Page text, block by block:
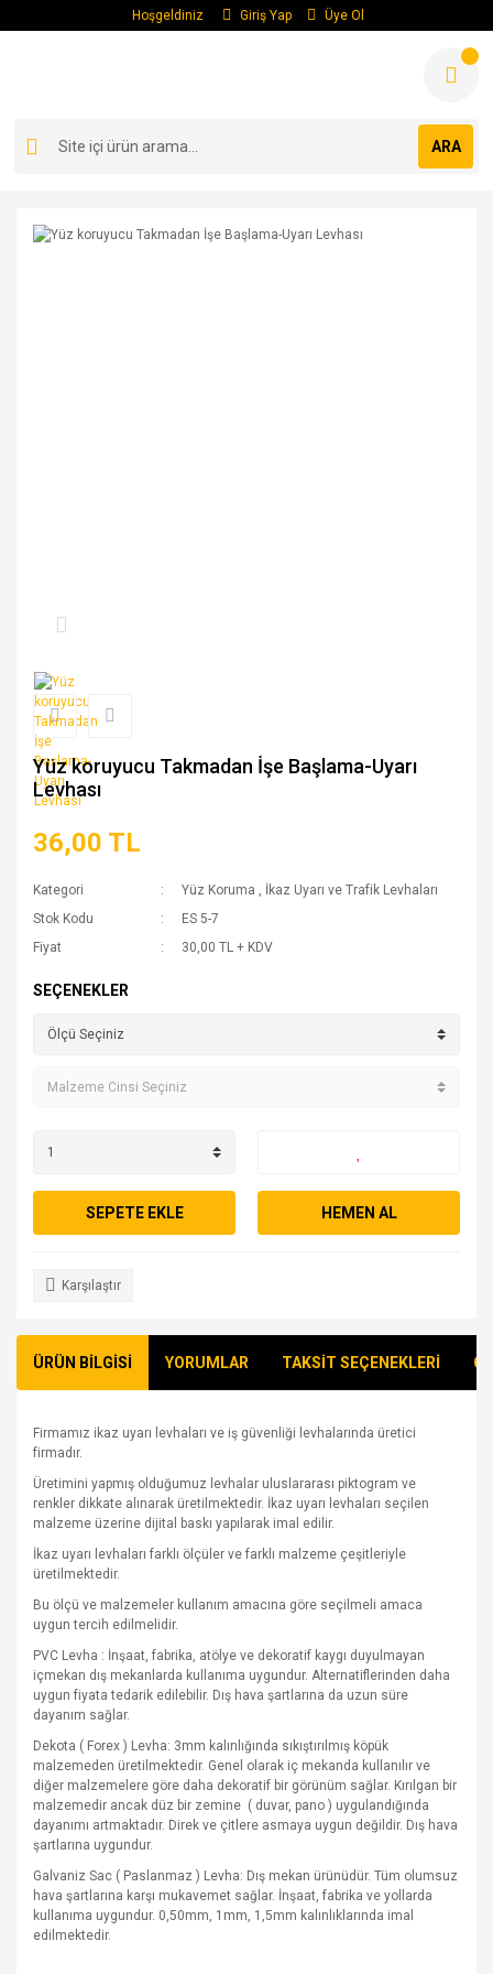
Hoşgeldiniz Giriş Yap Üye Ol
ARA
Yüz koruyucu Takmadan İşe Başlama-Uyarı
Levhası
36,00 TL
Kategori Yüz Koruma , İkaz Uyarı ve Trafik Levhaları
Stok Kodu
ES 5-7
Fiyat
30,00 TL + KDV
SEÇENEKLER
SEPETE EKLE HEMEN AL
Karşılaştır
ÜRÜN BİLGİSİ YORUMLAR TAKSİT SEÇENEKLERİ
Firmamız ikaz uyarı levhaları ve iş güvenliği levhalarında üretici
firmadır.
Üretimini yapmış olduğumuz levhalar uluslararası piktogram ve
renkler dikkate alınarak üretilmektedir. İkaz uyarı levhaları seçilen
malzeme üzerine dijital baskı yapılarak imal edilir.
İkaz uyarı levhaları farklı ölçüler ve farklı malzeme çeşitleriyle
üretilmektedir.
Bu ölçü ve malzemeler kullanım amacına göre seçilmeli amaca
uygun tercih edilmelidir.
PVC Levha : İnşaat, fabrika, atölye ve dekoratif kaygı duyulmayan
içmekan dış mekanlarda kullanıma uygundur. Alternatiflerinden daha
uygun fiyata tedarik edilebilir. Dış hava şartlarına da uzun süre
dayanım sağlar.
Dekota ( Forex ) Levha: 3mm kalınlığında sıkıştırılmış köpük
malzemeden üretilmektedir. Genel olarak iç mekanda kullanılır ve
diğer malzemelere göre daha dekoratif bir görünüm sağlar. Kırılgan bir
malzemedir ancak düz bir zemine ( duvar, pano ) uygulandığında
dayanımı artmaktadır. Direk ve çitlere asmaya uygun değildir. Dış hava
şartlarına uygundur.
Galvaniz Sac ( Paslanmaz ) Levha: Dış mekan ürünüdür. Tüm olumsuz
hava şartlarına karşı mukavemet sağlar. İnşaat, fabrika ve yollarda
kullanıma uygundur. 0,50mm, 1mm, 1,5mm kalınlıklarında imal
edilmektedir.